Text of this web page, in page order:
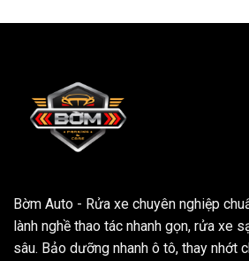
Bờm Auto - Rửa xe chuyên nghiệp
lành nghề thao tác nhanh gọn, rửa xe
sâu. Bảo dưỡng nhanh ô tô, thay nhớt